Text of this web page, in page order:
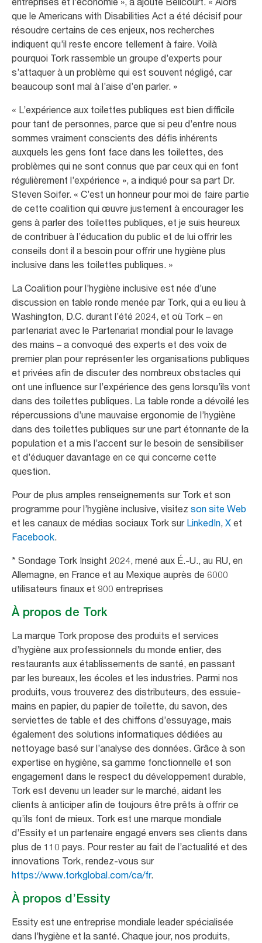
que le Americans with Disabilities Act a été décisif pour
résoudre certains de ces enjeux, nos recherches
indiquent qu’il reste encore tellement à faire. Voilà
pourquoi Tork rassemble un groupe d’experts pour
s’attaquer à un problème qui est souvent négligé, car
beaucoup sont mal à l’aise d’en parler. »
« L’expérience aux toilettes publiques est bien difficile
pour tant de personnes, parce que si peu d’entre nous
sommes vraiment conscients des défis inhérents
auxquels les gens font face dans les toilettes, des
problèmes qui ne sont connus que par ceux qui en font
régulièrement l’expérience », a indiqué pour sa part Dr.
Steven Soifer. « C’est un honneur pour moi de faire partie
de cette coalition qui œuvre justement à encourager les
gens à parler des toilettes publiques, et je suis heureux
de contribuer à l’éducation du public et de lui offrir les
conseils dont il a besoin pour offrir une hygiène plus
inclusive dans les toilettes publiques. »
La Coalition pour l’hygiène inclusive est née d’une
discussion en table ronde menée par Tork, qui a eu lieu à
Washington, D.C. durant l’été 2024, et où Tork – en
partenariat avec le Partenariat mondial pour le lavage
des mains – a convoqué des experts et des voix de
premier plan pour représenter les organisations publiques
et privées afin de discuter des nombreux obstacles qui
ont une influence sur l’expérience des gens lorsqu’ils vont
dans des toilettes publiques. La table ronde a dévoilé les
répercussions d’une mauvaise ergonomie de l’hygiène
dans des toilettes publiques sur une part étonnante de la
population et a mis l’accent sur le besoin de sensibiliser
et d’éduquer davantage en ce qui concerne cette
question.
Pour de plus amples renseignements sur Tork et son
programme pour l’hygiène inclusive, visitez son site Web
et les canaux de médias sociaux Tork sur LinkedIn, X et
Facebook.
* Sondage Tork Insight 2024, mené aux É.-U., au RU, en
Allemagne, en France et au Mexique auprès de 6000
utilisateurs finaux et 900 entreprises
À propos de Tork
La marque Tork propose des produits et services
d’hygiène aux professionnels du monde entier, des
restaurants aux établissements de santé, en passant
par les bureaux, les écoles et les industries. Parmi nos
produits, vous trouverez des distributeurs, des essuie-
mains en papier, du papier de toilette, du savon, des
serviettes de table et des chiffons d’essuyage, mais
également des solutions informatiques dédiées au
nettoyage basé sur l’analyse des données. Grâce à son
expertise en hygiène, sa gamme fonctionnelle et son
engagement dans le respect du développement durable,
Tork est devenu un leader sur le marché, aidant les
clients à anticiper afin de toujours être prêts à offrir ce
qu’ils font de mieux. Tork est une marque mondiale
d’Essity et un partenaire engagé envers ses clients dans
plus de 110 pays. Pour rester au fait de l’actualité et des
innovations Tork, rendez-vous sur
https://www.torkglobal.com/ca/fr.
À propos d’Essity
Essity est une entreprise mondiale leader spécialisée
dans l’hygiène et la santé. Chaque jour, nos produits,